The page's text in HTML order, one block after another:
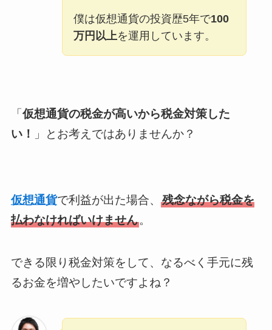
僕は仮想通貨の投資歴5年で100
万円以上を運用しています。
「 仮想通貨の税金が高いから税金対策した
い！
」とお考えではありませんか？
仮想通貨で利益が出た場合、 残念ながら税金を
払わなければいけません。
できる限り税金対策をして、なるべく手元に残
るお金を増やしたいですよね？